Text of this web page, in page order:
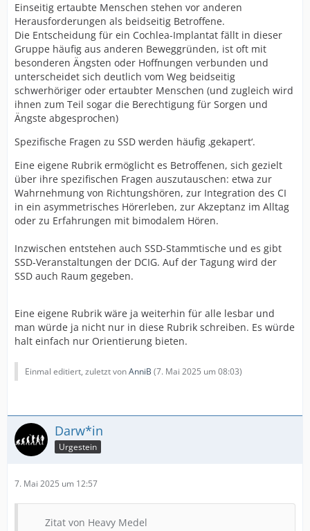
Einseitig ertaubte Menschen stehen vor anderen
Herausforderungen als beidseitig Betroffene.
Die Entscheidung für ein Cochlea-Implantat fällt in dieser
Gruppe häufig aus anderen Beweggründen, ist oft mit
besonderen Ängsten oder Hoffnungen verbunden und
unterscheidet sich deutlich vom Weg beidseitig
schwerhöriger oder ertaubter Menschen (und zugleich wird
ihnen zum Teil sogar die Berechtigung für Sorgen und
Ängste abgesprochen)
Spezifische Fragen zu SSD werden häufig ‚gekapert‘.
Eine eigene Rubrik ermöglicht es Betroffenen, sich gezielt
über ihre spezifischen Fragen auszutauschen: etwa zur
Wahrnehmung von Richtungshören, zur Integration des CI
in ein asymmetrisches Hörerleben, zur Akzeptanz im Alltag
oder zu Erfahrungen mit bimodalem Hören.
Inzwischen entstehen auch SSD-Stammtische und es gibt
SSD-Veranstaltungen der DCIG. Auf der Tagung wird der
SSD auch Raum gegeben.
Eine eigene Rubrik wäre ja weiterhin für alle lesbar und
man würde ja nicht nur in diese Rubrik schreiben. Es würde
halt einfach nur Orientierung bieten.
Einmal editiert, zuletzt vonAnniB (7. Mai 2025 um 08:03)
Darw*in
Urgestein
7. Mai 2025 um 12:57
Zitat von Heavy Medel